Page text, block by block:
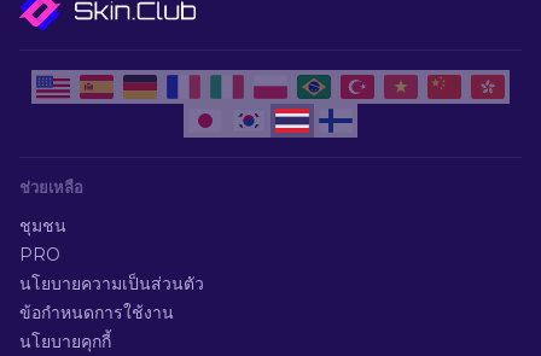
ช่วยเหลือ
ชุมชน
PRO
นโยบายความเป็นส่วนตัว
ข้อกำหนดการใช้งาน
นโยบายคุกกี้